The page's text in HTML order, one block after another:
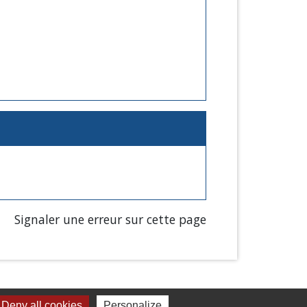
Signaler une erreur sur cette page